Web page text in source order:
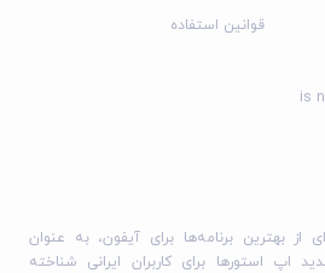
قوانین استفاده
از بهترین برنامه‌ها برای آیفون، به عنوان
اپ استورها برای کاربران ایرانی شناخته